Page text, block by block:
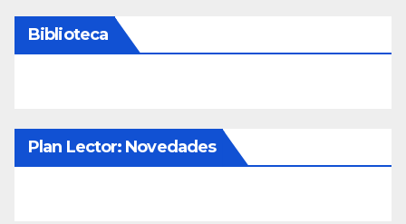
Biblioteca
Plan Lector: Novedades